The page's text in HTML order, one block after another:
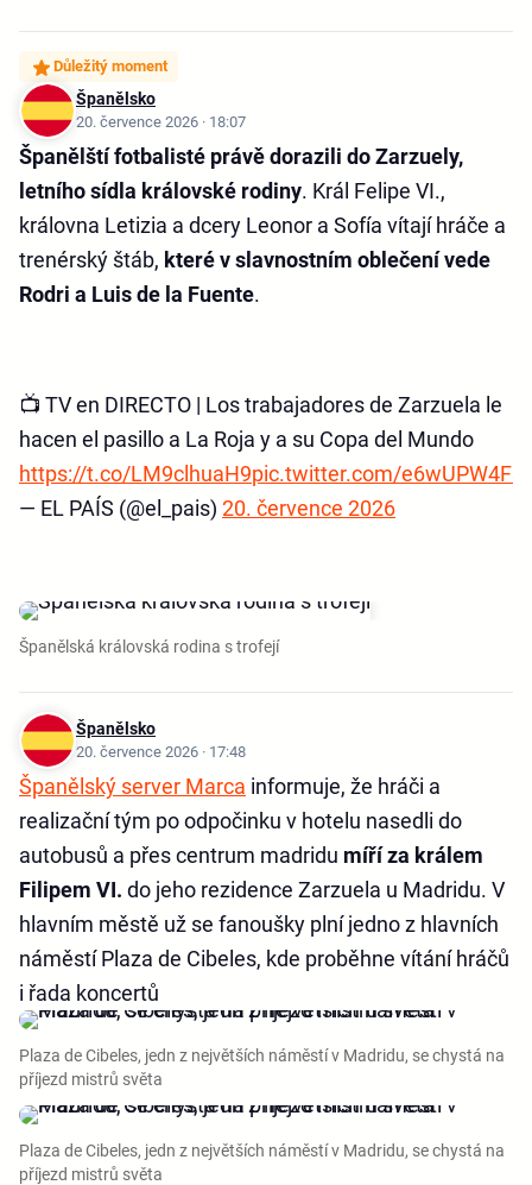
Důležitý moment
Španělsko
20. července 2026 · 18:07
Španělští fotbalisté právě dorazili do Zarzuely,
letního sídla královské rodiny. Král Felipe VI.,
královna Letizia a dcery Leonor a Sofía vítají hráče a
trenérský štáb, které v slavnostním oblečení vede
Rodri a Luis de la Fuente.
📺 TV en DIRECTO | Los trabajadores de Zarzuela le
hacen el pasillo a La Roja y a su Copa del Mundo
https://t.co/LM9clhuaH9pic.twitter.com/
— EL PAÍS (@el_pais) 20. července 2026
Španělská královská rodina s trofejí
Španělsko
20. července 2026 · 17:48
Španělský server Marca informuje, že hráči a
realizační tým po odpočinku v hotelu nasedli do
autobusů a přes centrum madridu míří za králem
Filipem VI. do jeho rezidence Zarzuela u Madridu. V
hlavním městě už se fanoušky plní jedno z hlavních
náměstí Plaza de Cibeles, kde proběhne vítání hráčů
i řada koncertů
Plaza de Cibeles, jedn z největších náměstí v Madridu, se chystá na
příjezd mistrů světa
Plaza de Cibeles, jedn z největších náměstí v Madridu, se chystá na
příjezd mistrů světa